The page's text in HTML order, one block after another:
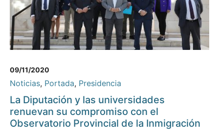
09/11/2020
Noticias, Portada, Presidencia
La Diputación y las universidades
renuevan su compromiso con el
Observatorio Provincial de la Inmigración